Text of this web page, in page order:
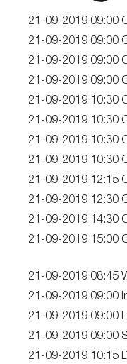
21-09-2019 09:00
21-09-2019 09:00
21-09-2019 09:00
21-09-2019 09:00
21-09-2019 10:30
21-09-2019 10:30
21-09-2019 10:30
21-09-2019 10:30
21-09-2019 12:15
21-09-2019 12:30
21-09-2019 14:30
21-09-2019 15:00
21-09-2019 08:45
21-09-2019 09:00
21-09-2019 09:00
21-09-2019 09:00
21-09-2019 10:15